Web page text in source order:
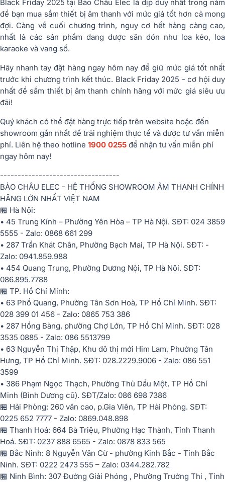
Black Friday 2025 tại Bảo Châu Elec là dịp duy nhất trong năm
để bạn mua sắm thiết bị âm thanh với mức giá tốt hơn cả mong
đợi. Càng về cuối chương trình, nguy cơ hết hàng càng cao,
nhất là các sản phẩm đang được săn đón như loa kéo, loa
karaoke và vang số.
Hãy nhanh tay đặt hàng ngay hôm nay để giữ mức giá tốt nhất
trước khi chương trình kết thúc. Black Friday 2025 - cơ hội duy
nhất để sắm thiết bị âm thanh chính hãng với mức giá siêu ưu
đãi!
Quý khách có thể đặt hàng trực tiếp trên website hoặc đến
showroom gần nhất để trải nghiệm thực tế và được tư vấn miễn
phí. Liên hệ theo hotline 1900 0255 để nhận tư vấn miễn phí
ngay hôm nay!
----------------------------------
BẢO CHÂU ELEC - HỆ THỐNG SHOWROOM ÂM THANH CHÍNH
HÃNG LỚN NHẤT VIỆT NAM
🏪 Hà Nội:
• 45 Trung Kính – Phường Yên Hòa – TP Hà Nội. SĐT: 024 3859
5555 - Zalo: 0868 661 299
• 287 Trần Khát Chân, Phường Bạch Mai, TP Hà Nội. SĐT: -
Zalo: 0941.859.988
• 454 Quang Trung, Phường Dương Nội, TP Hà Nội. SĐT:
086.895.7788
🏪 TP. Hồ Chí Minh:
• 63 Phổ Quang, Phường Tân Sơn Hoà, TP Hồ Chí Minh. SĐT:
028 399 01 456 - Zalo: 0865 753 386
• 287 Hồng Bàng, phường Chợ Lớn, TP Hồ Chí Minh. SĐT: 028
3535 0885 - Zalo: 086 5513799
• 63 Nguyễn Thị Thập, Khu đô thị mới Him Lam, Phường Tân
Hưng, TP Hồ Chí Minh. SĐT: 028.2229.9006 - Zalo: 086 551
3599
• 386 Phạm Ngọc Thạch, Phường Thủ Dầu Một, TP Hồ Chí
Minh (Bình Dương cũ). SĐT/Zalo: 086 698 7386
🏪 Hải Phòng: 260 văn cao, p.Gia Viên, TP Hải Phòng. SĐT:
0225 652 7777 - Zalo: 0869.048.898
🏪 Thanh Hoá: 664 Bà Triệu, Phường Hạc Thành, Tỉnh Thanh
Hoá. SĐT: 0237 888 6565 - Zalo: 0878 833 565
🏪 Bắc Ninh: 8 Nguyễn Văn Cừ - phường Kinh Bắc - Tỉnh Bắc
Ninh. SĐT: 0222 2473 555 – Zalo: 0344.282.782
🏪 Ninh Bình: 307 Đường Giải Phóng , Phường Trường Thi , Tỉnh